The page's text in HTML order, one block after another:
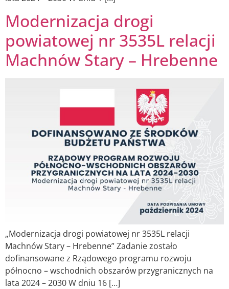
Modernizacja drogi
powiatowej nr 3535L relacji
Machnów Stary – Hrebenne
„Modernizacja drogi powiatowej nr 3535L relacji
Machnów Stary – Hrebenne” Zadanie zostało
dofinansowane z Rządowego programu rozwoju
północno – wschodnich obszarów przygranicznych na
lata 2024 – 2030 W dniu 16 […]